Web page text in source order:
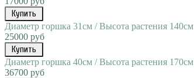
Купить
Диаметр горшка 31см / Высота растения 140см
25000 руб
Купить
Диаметр горшка 40см / Высота растения 170см
36700 руб